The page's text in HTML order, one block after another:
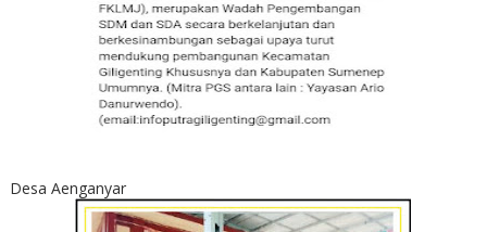
Desa Aenganyar